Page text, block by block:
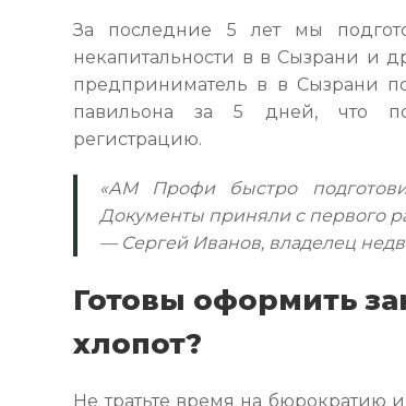
За последние 5 лет мы
некапитальности в в Сызрани и
предприниматель в в Сызрани
павильона за 5 дней, что
регистрацию.
«АМ Профи быстро
Документы приняли с первого
— Сергей Иванов, владелец
Готовы оформить
хлопот?
Не тратьте время на бюрократию